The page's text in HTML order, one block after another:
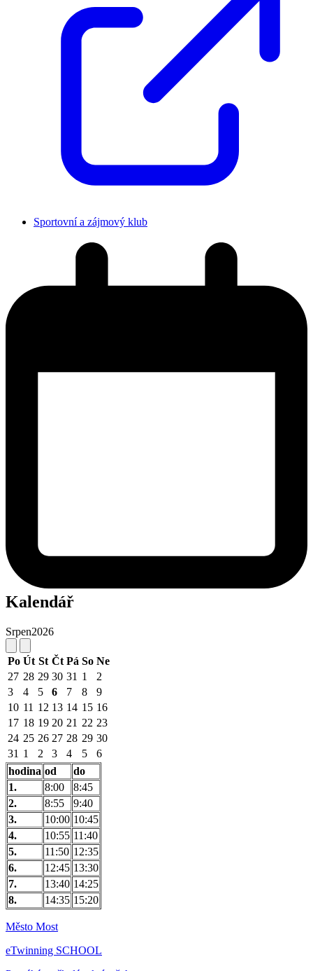
Sportovní a zájmový klub
Kalendář
Srpen2026
Po Út St Čt Pá So Ne
27 28 29 30 31 1
2
3
4 5 6 7 8
9
10 11 12 13 14 15 16
17 18 19 20 21 22 23
24 25 26 27 28 29 30
31 1 2 3 4 5
6
hodina od
do
1.
8:00
8:45
2.
8:55
9:40
3.
10:00 10:45
4.
10:55 11:40
5.
11:50 12:35
6.
12:45 13:30
7.
13:40 14:25
8.
14:35 15:20
Město Most
eTwinning SCHOOL